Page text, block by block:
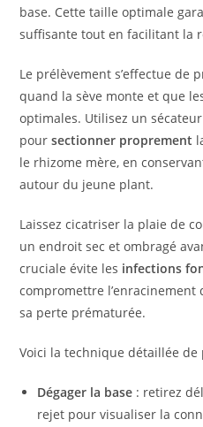
base. Cette taille optimale
suffisante tout en facilitant la
Le prélèvement s’effectue de
quand la sève monte et que
optimales. Utilisez un
poursectionner proprement
le rhizome mère, en
autour du jeune plant.
Laissez cicatriser la plaie de
un endroit sec et ombragé
cruciale évite les infections
compromettre
sa perte prématurée.
Voici la technique détaillée de
Dégager la base : retirez
rejet pour visualiser la